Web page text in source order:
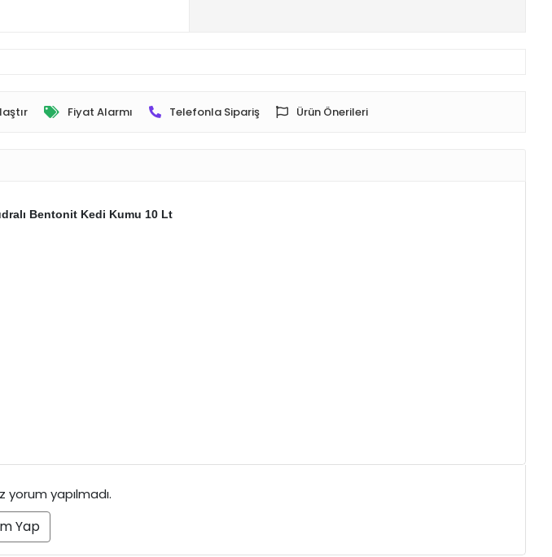
Fiyat Alarmı Telefonla Sipariş Ürün Önerileri
Bentonit Kedi Kumu 10 Lt
yorum yapılmadı.
Yap